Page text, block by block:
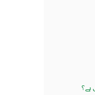
ہے؟